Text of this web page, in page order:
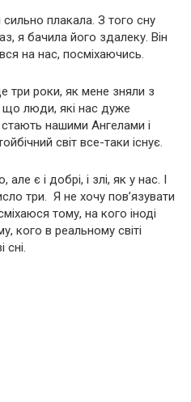
плакала. З того сну
я бачила його здалеку. Він
на нас, посміхаючись.
три роки, як мене зняли з
що люди, які нас дуже
нашими Ангелами і
світ все-таки існує.
є і добрі, і злі, як у нас. І
три. Я не хочу пов’язувати
тому, на кого іноді
кого в реальному світі
сні.